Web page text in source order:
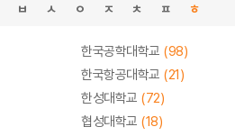
ㅂ ㅅ ㅇ ㅈ ㅊ ㅍ ㅎ
한국공학대학교 (98)
한국항공대학교 (21)
한성대학교 (72)
협성대학교 (18)